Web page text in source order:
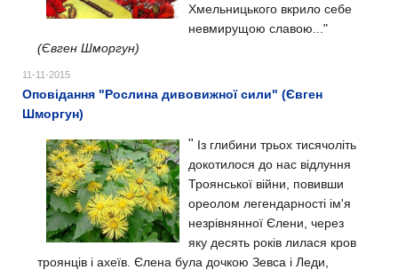
Хмельницького вкрило себе
невмирущою славою..."
(Євген Шморгун)
11-11-2015
Оповідання "Рослина дивовижної сили" (Євген
Шморгун)
" Із глибини трьох тисячоліть
докотилося до нас відлуння
Троянської війни, повивши
ореолом легендарності ім'я
незрівнянної Єлени, через
яку десять років лилася кров
троянців і ахеїв. Єлена була дочкою Зевса і Леди,